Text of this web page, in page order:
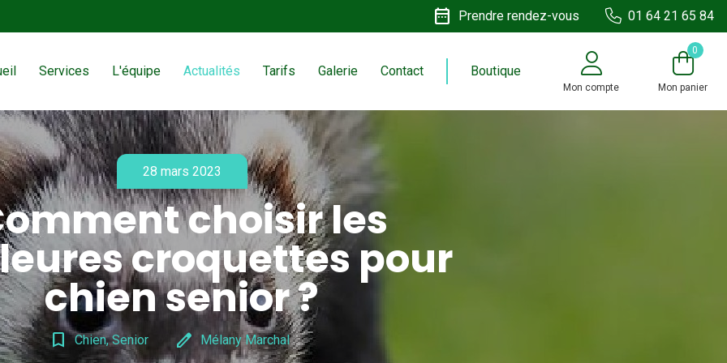
date_range Prendre rendez-vous 01 64 21 65 84
Services L'équipe Actualités Tarifs Galerie Contact Boutique
Mon compte
0
Mon panier
28 mars 2023
choisir les
croquettes pour
chien senior ?
bookmark_border Chien, Senior edit Mélany Marchal